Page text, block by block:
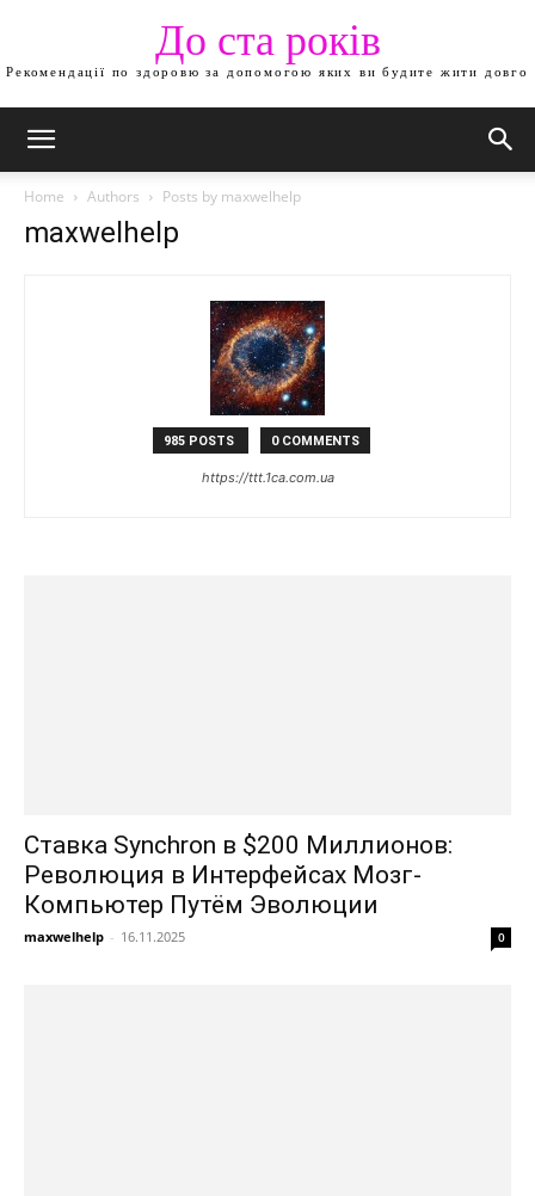
До ста років
Рекомендації по здоровю за допомогою яких ви будите жити довго
Home Authors Posts by maxwelhelp
maxwelhelp
985 POSTS 0 COMMENTS
https://ttt.1ca.com.ua
Ставка Synchron в $200 Миллионов:
Революция в Интерфейсах Мозг-
Компьютер Путём Эволюции
maxwelhelp - 16.11.2025 0